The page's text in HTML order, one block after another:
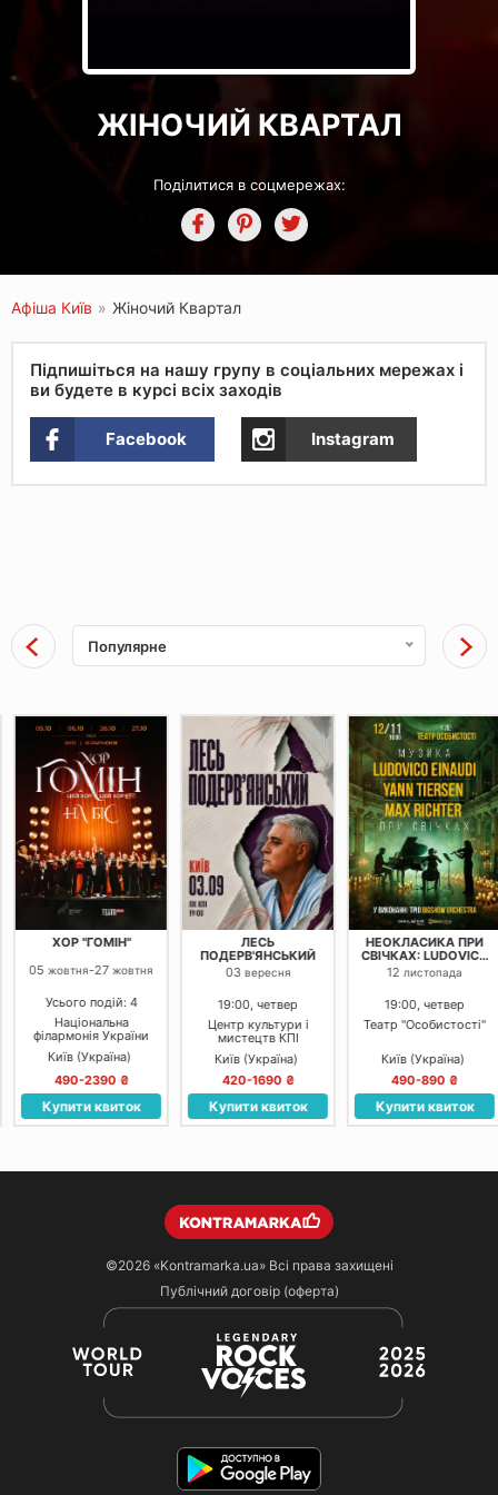
ЖІНОЧИЙ КВАРТАЛ
Поділитися в соцмережах:
Афіша Київ » Жіночий Квартал
Підпишіться на нашу групу в соціальних мережах і
ви будете в курсі всіх заходів
Facebook Instagram
Популярне
ХОР "ГОМІН"
05жовтня-27жовтня
Усього подій: 4
Національна
філармонія України
Київ (Україна)
490-2390 ₴
Купити квиток
ЛЕСЬ
ПОДЕРВ'ЯНСЬКИЙ
03вересня
19:00, четвер
Центр культури і
мистецтв КПІ
Київ (Україна)
420-1690 ₴
Купити квиток
НЕОКЛАСИКА ПРИ
СВІЧКАХ: LUDOVICO
EINAUDI, YANN
TIERSEN, MAX
12листопада
19:00, четвер
Театр "Особистості"
Київ (Україна)
490-890 ₴
Купити квиток
©2026 «Kontramarka.ua»Всі права захищені
Публічний договір (оферта)